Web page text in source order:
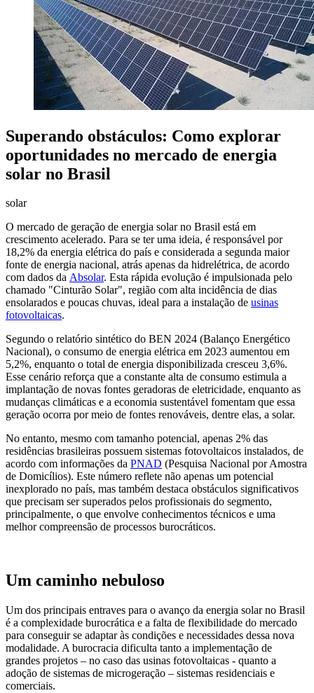
Superando obstáculos: Como explorar
oportunidades no mercado de energia
solar no Brasil
solar
O mercado de geração de energia solar no Brasil está em
crescimento acelerado. Para se ter uma ideia, é responsável por
18,2% da energia elétrica do país e considerada a segunda maior
fonte de energia nacional, atrás apenas da hidrelétrica, de acordo
com dados da Absolar. Esta rápida evolução é impulsionada pelo
chamado "Cinturão Solar", região com alta incidência de dias
ensolarados e poucas chuvas, ideal para a instalação de usinas
fotovoltaicas.
Segundo o relatório sintético do BEN 2024 (Balanço Energético
Nacional), o consumo de energia elétrica em 2023 aumentou em
5,2%, enquanto o total de energia disponibilizada cresceu 3,6%.
Esse cenário reforça que a constante alta de consumo estimula a
implantação de novas fontes geradoras de eletricidade, enquanto as
mudanças climáticas e a economia sustentável fomentam que essa
geração ocorra por meio de fontes renováveis, dentre elas, a solar.
No entanto, mesmo com tamanho potencial, apenas 2% das
residências brasileiras possuem sistemas fotovoltaicos instalados, de
acordo com informações da PNAD (Pesquisa Nacional por Amostra
de Domicílios). Este número reflete não apenas um potencial
inexplorado no país, mas também destaca obstáculos significativos
que precisam ser superados pelos profissionais do segmento,
principalmente, o que envolve conhecimentos técnicos e uma
melhor compreensão de processos burocráticos.
Um caminho nebuloso
Um dos principais entraves para o avanço da energia solar no Brasil
é a complexidade burocrática e a falta de flexibilidade do mercado
para conseguir se adaptar às condições e necessidades dessa nova
modalidade. A burocracia dificulta tanto a implementação de
grandes projetos – no caso das usinas fotovoltaicas - quanto a
adoção de sistemas de microgeração – sistemas residenciais e
comerciais.